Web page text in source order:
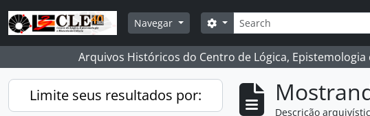
Skip to main content
Navegar
Buscar
Opções de busca
Arquivos Históricos do Centro de Lógica, Epistemologia
Limite seus resultados por:
Descrição